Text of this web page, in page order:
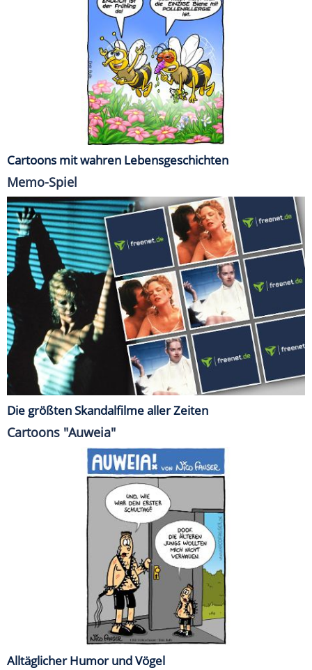
Cartoons mit wahren Lebensgeschichten
Memo-Spiel
Die größten Skandalfilme aller Zeiten
Cartoons "Auweia"
Alltäglicher Humor und Vögel